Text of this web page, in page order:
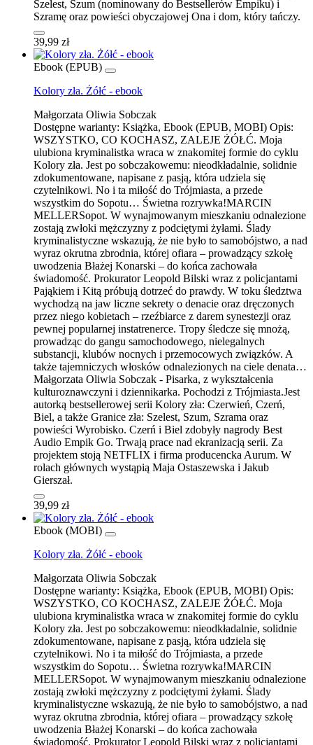
Szelest, Szum (nominowany do Bestsellerów Empiku) i
Szramę oraz powieści obyczajowej Ona i dom, który tańczy.
39,99 zł
Ebook (EPUB)
Kolory zła. Żółć - ebook
Małgorzata Oliwia Sobczak
Dostępne warianty: Książka, Ebook (EPUB, MOBI) Opis:
WSZYSTKO, CO KOCHASZ, ZALEJE ŻÓŁĆ. Moja
ulubiona kryminalistka wraca w znakomitej formie do cyklu
Kolory zła. Jest po sobczakowemu: nieodkładalnie, solidnie
zdokumentowane, napisane z pasją, która udziela się
czytelnikowi. No i ta miłość do Trójmiasta, a przede
wszystkim do Sopotu… Świetna rozrywka!MARCIN
MELLERSopot. W wynajmowanym mieszkaniu odnalezione
zostają zwłoki mężczyzny z podciętymi żyłami. Ślady
kryminalistyczne wskazują, że nie było to samobójstwo, a nad
wyraz okrutna zbrodnia, której ofiara – prowadzący szkołę
uwodzenia Błażej Konarski – do końca zachowała
świadomość. Prokurator Leopold Bilski wraz z policjantami
Pająkiem i Kitą próbują dotrzeć do prawdy. W toku śledztwa
wychodzą na jaw liczne sekrety o denacie oraz dręczonych
przez niego kobietach – rzeźbiarce z darem synestezji oraz
pewnej popularnej instatrenerce. Tropy śledcze się mnożą,
prowadząc do gangu samochodowego, nielegalnych
substancji, klubów nocnych i przemocowych związków. A
także tajemniczych włosków odnalezionych na ciele denata…
Małgorzata Oliwia Sobczak - Pisarka, z wykształcenia
kulturoznawczyni i dziennikarka. Pochodzi z Trójmiasta.Jest
autorką bestsellerowej serii Kolory zła: Czerwień, Czerń,
Biel, a także Granice zła: Szelest, Szum, Szrama oraz
powieści Wyrobisko. Czerń i Biel zdobyły nagrody Best
Audio Empik Go. Trwają prace nad ekranizacją serii. Za
projektem stoją NETFLIX i firma producencka Aurum. W
rolach głównych wystąpią Maja Ostaszewska i Jakub
Gierszał.
39,99 zł
Ebook (MOBI)
Kolory zła. Żółć - ebook
Małgorzata Oliwia Sobczak
Dostępne warianty: Książka, Ebook (EPUB, MOBI) Opis:
WSZYSTKO, CO KOCHASZ, ZALEJE ŻÓŁĆ. Moja
ulubiona kryminalistka wraca w znakomitej formie do cyklu
Kolory zła. Jest po sobczakowemu: nieodkładalnie, solidnie
zdokumentowane, napisane z pasją, która udziela się
czytelnikowi. No i ta miłość do Trójmiasta, a przede
wszystkim do Sopotu… Świetna rozrywka!MARCIN
MELLERSopot. W wynajmowanym mieszkaniu odnalezione
zostają zwłoki mężczyzny z podciętymi żyłami. Ślady
kryminalistyczne wskazują, że nie było to samobójstwo, a nad
wyraz okrutna zbrodnia, której ofiara – prowadzący szkołę
uwodzenia Błażej Konarski – do końca zachowała
świadomość. Prokurator Leopold Bilski wraz z policjantami